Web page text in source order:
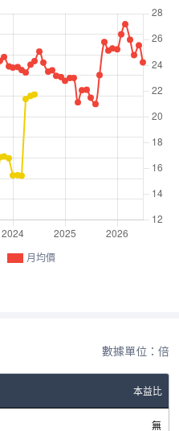
月均價
數據單位：倍
本益比
無